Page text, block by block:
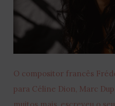
O compositor francês
para Céline Dion, Marc
muitos mais, escreveu o